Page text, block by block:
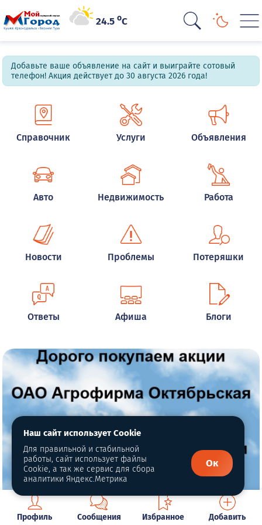
24.5oC
Добавьте ваше объявление на сайт и выиграйте сотовый
телефон! Акция действует до 30 августа 2026 года!
Справочник Услуги Объявления
Авто Недвижимость Работа
Новости Проблемы Потеряшки
Ответы Афиша Блоги
Профиль Сообщения Избранное Добавить
Наш сайт использует Cookie
Для правильной и стабильной
работы, сайт использует файлы
Cookie, а так же сервис для сбора
аналитики Яндекс.Метрика
Ок